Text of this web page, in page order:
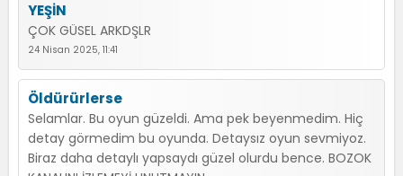
YEŞİN
ÇOK GÜSEL ARKDŞLR
24 Nisan 2025, 11:41
Öldürürlerse
Selamlar. Bu oyun güzeldi. Ama pek beyenmedim. Hiç
detay görmedim bu oyunda. Detaysız oyun sevmiyoz.
Biraz daha detaylı yapsaydı güzel olurdu bence. BOZOK